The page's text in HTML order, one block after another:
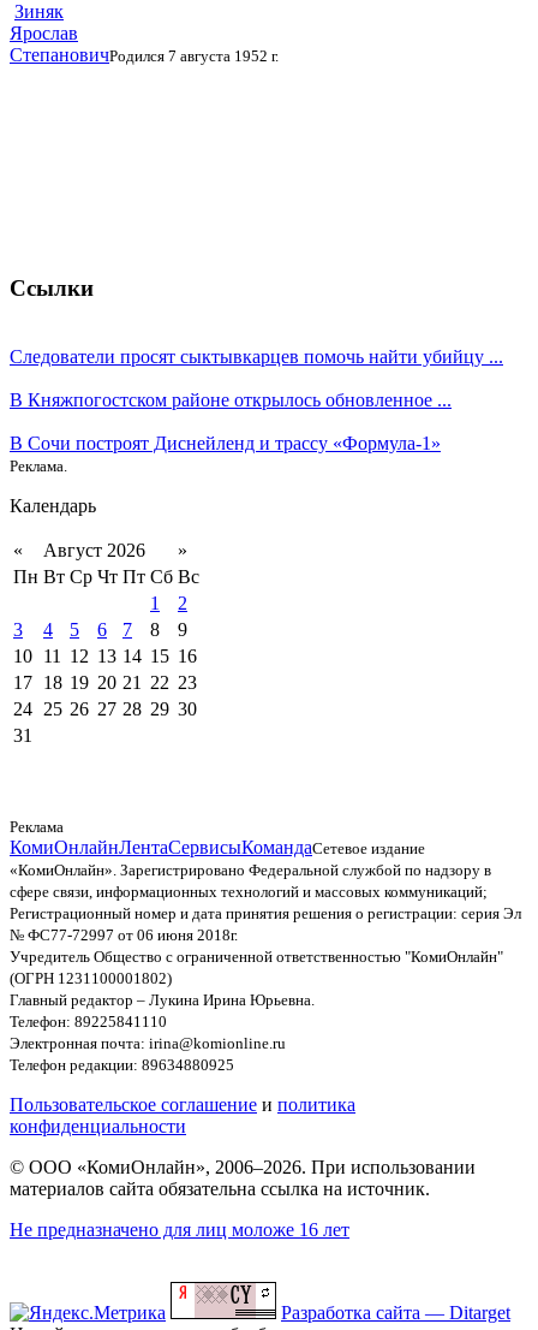
Зиняк
Ярослав
СтепановичРодился 7 августа 1952 г.
Ссылки
Следователи просят сыктывкарцев помочь найти убийцу ...
В Княжпогостском районе открылось обновленное ...
В Сочи построят Диснейленд и трассу «Формула-1»
Реклама.
Календарь
« Август 2026
»
Пн Вт Ср Чт Пт Сб Вс
1
2
3
4 5 6 7 8
9
10 11 12 13 14 15 16
17 18 19 20 21 22 23
24 25 26 27 28 29 30
31
Реклама
КомиОнлайнЛентаСервисыКомандаСетевое издание
«КомиОнлайн». Зарегистрировано Федеральной службой по надзору в
сфере связи, информационных технологий и массовых коммуникаций;
Регистрационный номер и дата принятия решения о регистрации: серия Эл
№ ФС77-72997 от 06 июня 2018г.
Учредитель Общество с ограниченной ответственностью "КомиОнлайн"
(ОГРН 1231100001802)
Главный редактор – Лукина Ирина Юрьевна.
Телефон: 89225841110
Электронная почта: irina@komionline.ru
Телефон редакции: 89634880925
Пользовательское соглашение и политика
конфиденциальности
© ООО «КомиОнлайн», 2006–2026. При использовании
материалов сайта обязательна ссылка на источник.
Не предназначено для лиц моложе 16 лет
Разработка сайта — Ditarget